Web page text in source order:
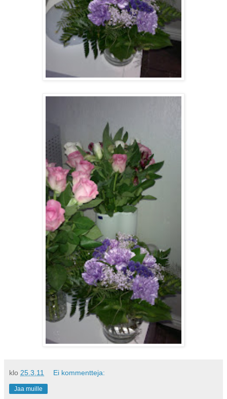
klo 25.3.11 Ei kommentteja:
Jaa muille